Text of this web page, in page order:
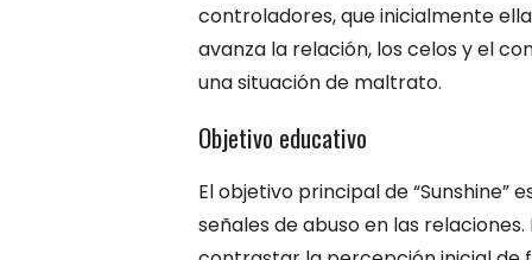
controladores, que inicialmente
avanza la relación, los celos y el
una situación de maltrato.
Objetivo educativo
El objetivo principal de “Sunshine”
señales de abuso en las